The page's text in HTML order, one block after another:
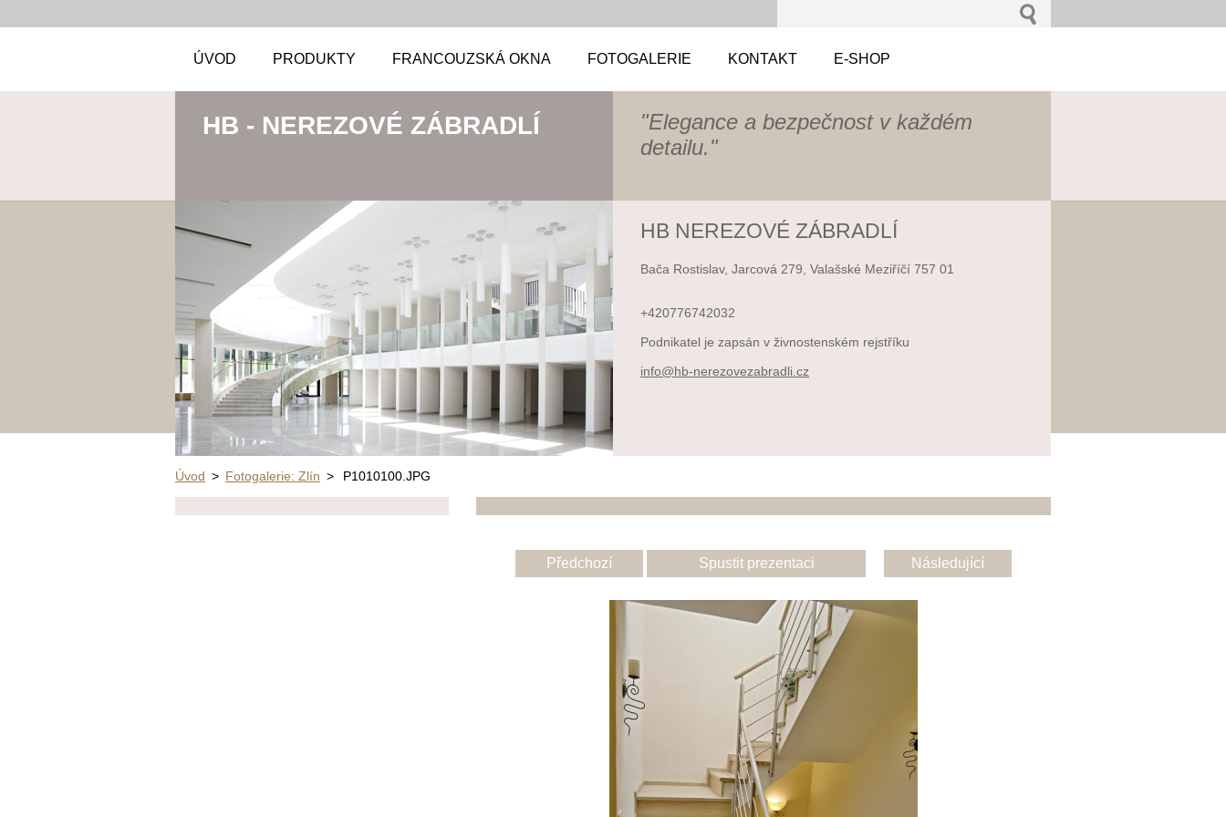
ÚVOD PRODUKTY FRANCOUZSKÁ OKNA FOTOGALERIE KONTAKT E-SHOP
HB - NEREZOVÉ ZÁBRADLÍ
"Elegance a bezpečnost v každém
detailu."
HB NEREZOVÉ ZÁBRADLÍ
Bača Rostislav, Jarcová 279, Valašské Meziříčí 757 01
+420776742032
Podnikatel je zapsán v živnostenském rejstříku
info@hb-nerezovezabradli .cz
Úvod > Fotogalerie: Zlín > P1010100.JPG
Předchozí Spustit prezentaci Následující